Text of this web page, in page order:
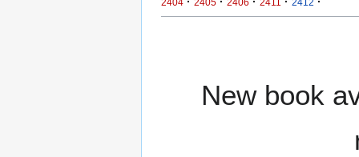
2404
2405 2406 2411 2412
New book